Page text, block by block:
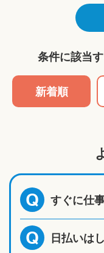
条件に該当
新着順
Q すぐに仕
Q 日払いは